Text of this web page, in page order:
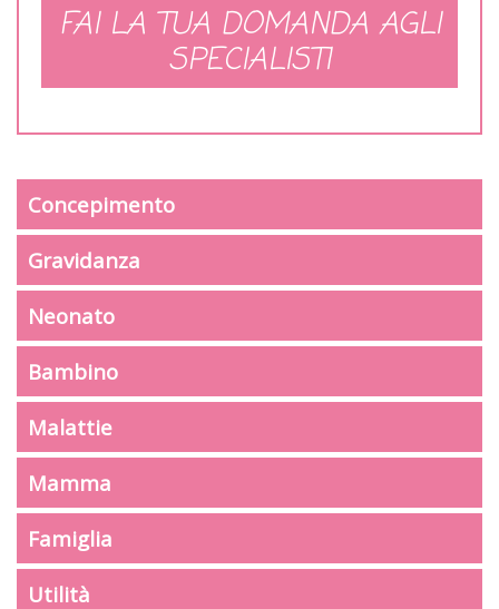
FAI LA TUA DOMANDA AGLI
SPECIALISTI
Concepimento
Gravidanza
Neonato
Bambino
Malattie
Mamma
Famiglia
Utilità